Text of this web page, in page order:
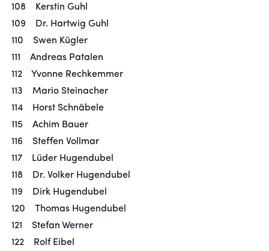
108 Kerstin Guhl
109 Dr. Hartwig Guhl
110 Swen Kügler
111 Andreas Patalen
112 Yvonne Rechkemmer
113 Mario Steinacher
114 Horst Schnäbele
115 Achim Bauer
116 Steffen Vollmar
117 Lüder Hugendubel
118 Dr. Volker Hugendubel
119 Dirk Hugendubel
120 Thomas Hugendubel
121 Stefan Werner
122 Rolf Eibel